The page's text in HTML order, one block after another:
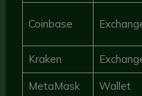
Coinbase
Kraken
MetaMask Wallet